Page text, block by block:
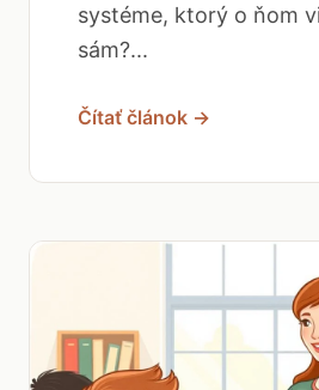
systéme, ktorý o ňom
sám?...
Čítať článok →